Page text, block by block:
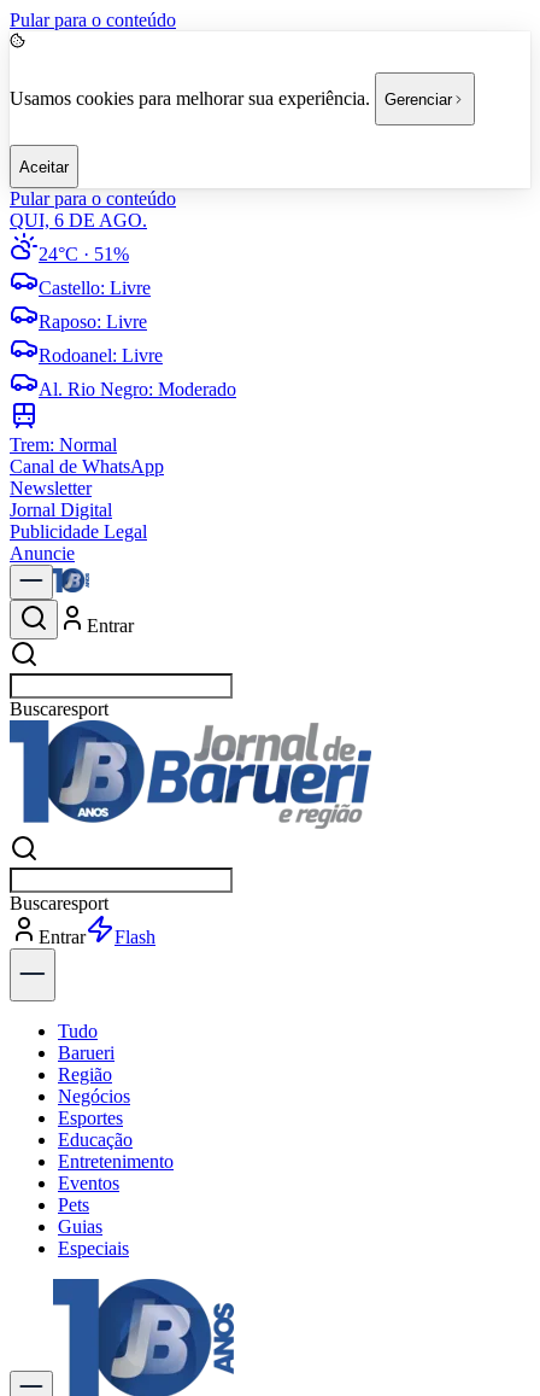
Pular para o conteúdo
Usamos cookies para melhorar sua experiência. Gerenciar
Aceitar
Pular para o conteúdo
QUI, 6 DE AGO.
24°C · 51%
Castello: Livre
Raposo: Livre
Rodoanel: Livre
Al. Rio Negro: Moderado
Trem: Normal
Canal de WhatsApp
Newsletter
Jornal Digital
Publicidade Legal
Anuncie
Entrar
Buscarpolítica
Buscarpolítica
Entrar
Explorar
Tudo
Barueri
Região
Negócios
Esportes
Educação
Entretenimento
Eventos
Pets
Guias
Especiais
Explore Tudo
Últimas Notícias
Previsão do Tempo
Trânsito e Rotas